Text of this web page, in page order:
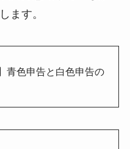
ます。
青色申告と白色申告の